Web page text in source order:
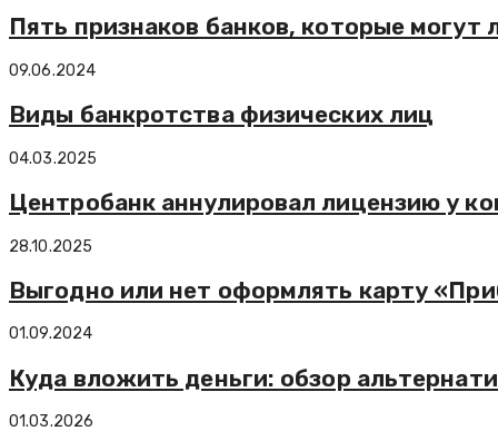
Пять признаков банков, которые могут
09.06.2024
Виды банкротства физических лиц
04.03.2025
Центробанк аннулировал лицензию у
28.10.2025
Выгодно или нет оформлять карту
01.09.2024
Куда вложить деньги: обзор
01.03.2026